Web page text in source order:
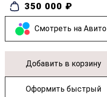
350 000 ₽
Cмотреть на Авито
Добавить в корзину
Оформить быстрый